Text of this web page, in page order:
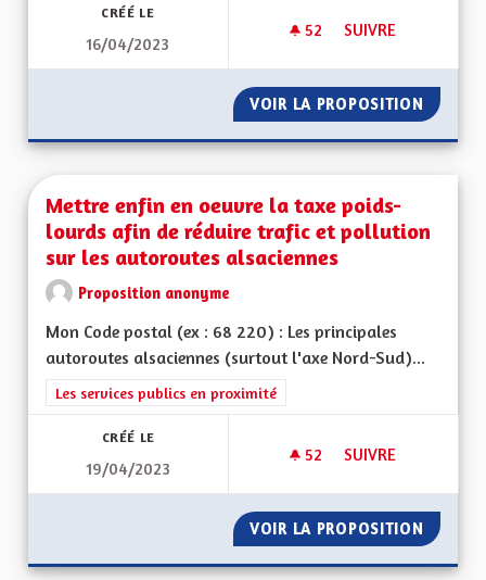
CRÉÉ LE
16/04/2023
52 52 ABONNÉS
SUIVRE
VOIR LA PROPOSITION HAUT-
Mettre enfin en oeuvre la taxe poids-
lourds afin de réduire trafic et pollution
sur les autoroutes alsaciennes
Proposition anonyme
Mon Code postal (ex : 68 220) : Les principales
autoroutes alsaciennes (surtout l'axe Nord-Sud)...
Filtrer les résultats de la catégorie : Les services publics en
Les services publics en proximité
CRÉÉ LE
19/04/2023
52 52 ABONNÉS
SUIVRE
VOIR LA PROPOSITION